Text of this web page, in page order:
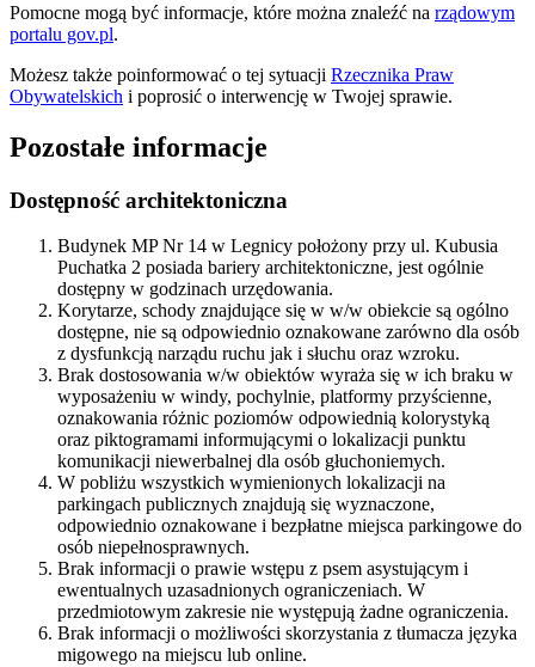
Pomocne mogą być informacje, które można znaleźć na rządowym
portalu gov.pl.
Możesz także poinformować o tej sytuacji Rzecznika Praw
Obywatelskich i poprosić o interwencję w Twojej sprawie.
Pozostałe informacje
Dostępność architektoniczna
Budynek MP Nr 14 w Legnicy położony przy ul. Kubusia
Puchatka 2 posiada bariery architektoniczne, jest ogólnie
dostępny w godzinach urzędowania.
Korytarze, schody znajdujące się w w/w obiekcie są ogólno
dostępne, nie są odpowiednio oznakowane zarówno dla osób
z dysfunkcją narządu ruchu jak i słuchu oraz wzroku.
Brak dostosowania w/w obiektów wyraża się w ich braku w
wyposażeniu w windy, pochylnie, platformy przyścienne,
oznakowania różnic poziomów odpowiednią kolorystyką
oraz piktogramami informującymi o lokalizacji punktu
komunikacji niewerbalnej dla osób głuchoniemych.
W pobliżu wszystkich wymienionych lokalizacji na
parkingach publicznych znajdują się wyznaczone,
odpowiednio oznakowane i bezpłatne miejsca parkingowe do
osób niepełnosprawnych.
Brak informacji o prawie wstępu z psem asystującym i
ewentualnych uzasadnionych ograniczeniach. W
przedmiotowym zakresie nie występują żadne ograniczenia.
Brak informacji o możliwości skorzystania z tłumacza języka
migowego na miejscu lub online.